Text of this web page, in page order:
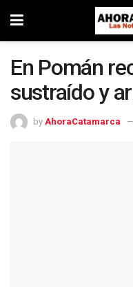
En Pomán
sustraído y
by AhoraCatamarca